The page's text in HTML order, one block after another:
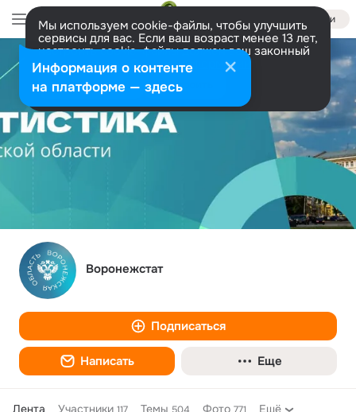
Войти
Мы используем cookie-файлы, чтобы улучшить
сервисы для вас. Если ваш возраст менее 13 лет,
настроить cookie-файлы должен ваш законный
представитель. Больше информации
Разрешить все Настроить
Воронежстат
Подписаться
Написать Еще
Лента Участники Темы Фото Ещё
Информация о контенте
на платформе — здесь